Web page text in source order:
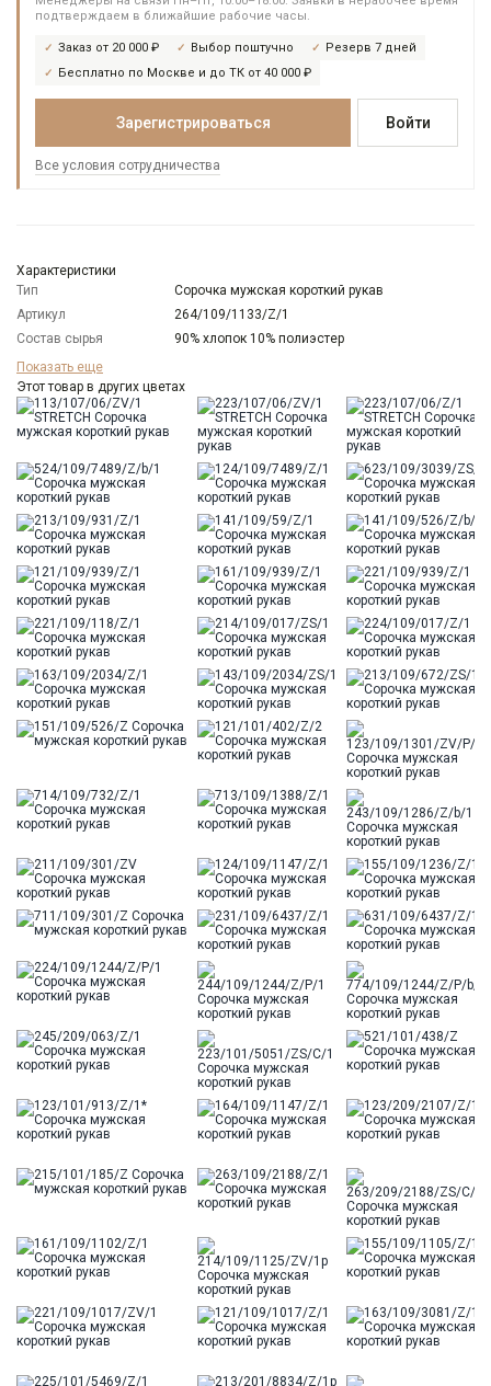
подтверждаем в ближайшие рабочие часы.
Заказ от 20 000 ₽ Выбор поштучно
Резерв 7 дней
Бесплатно по Москве и до ТК от 40 000 ₽
Зарегистрироваться Войти
Все условия сотрудничества
Характеристики
Тип
Сорочка мужская короткий рукав
Артикул
264/109/1133/Z/1
Состав сырья
90% хлопок 10% полиэстер
Бренд
Модель
Зауженная
Цвет
Голубой
Отделка
Сорочки: внутренняя стойка воротника из
ткани компаньона
Ворот
Французский маленький
Карман
отсутствует
Силуэт
Полуприталенный силуэт / Regular fit
Показать еще
Этот товар в других цветах